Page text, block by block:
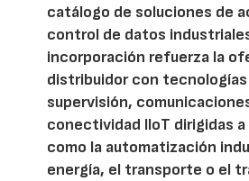
catálogo de soluciones de
control de datos
incorporación refuerza la
distribuidor con tecnologías
supervisión,
conectividad IIoT dirigidas
como la automatización
energía, el transporte o el